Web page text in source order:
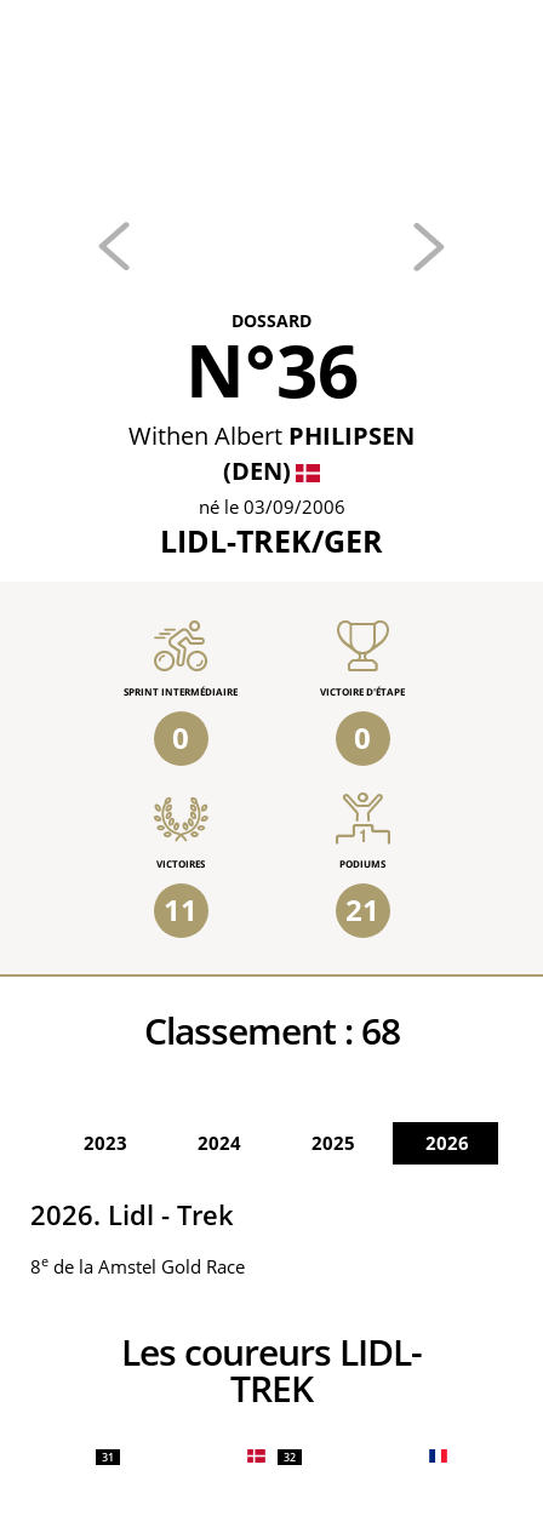
DOSSARD
N°36
Withen Albert PHILIPSEN
(DEN)
né le 03/09/2006
LIDL-TREK/GER
SPRINT INTERMÉDIAIRE
0
VICTOIRE D'ÉTAPE
0
VICTOIRES
11
PODIUMS
21
Classement :68
2023 2024 2025 2026
2026. Lidl - Trek
8e de la Amstel Gold Race
Les coureurs LIDL-
TREK
31 32